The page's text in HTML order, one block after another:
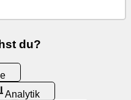
du?
Analytik